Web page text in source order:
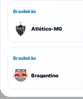
Brasileirão
Atlético-MG
Brasileirão
Bragantino